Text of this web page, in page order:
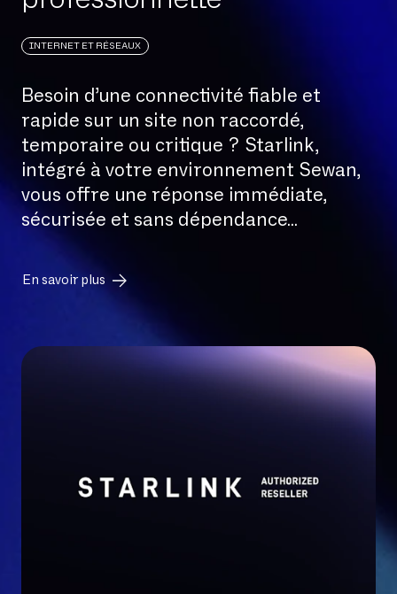
INTERNET ET RÉSEAUX
Besoin d’une connectivité fiable et
rapide sur un site non raccordé,
temporaire ou critique ? Starlink,
intégré à votre environnement Sewan,
vous offre une réponse immédiate,
sécurisée et sans dépendance...
En savoir plus